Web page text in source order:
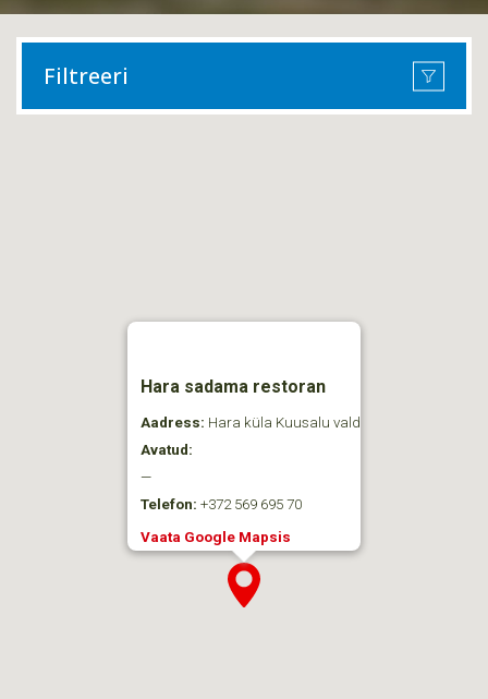
Filtreeri
Hara sadama restoran
Aadress: Hara küla Kuusalu vald
Avatud:
—
Telefon: +372 569 695 70
Vaata Google Mapsis